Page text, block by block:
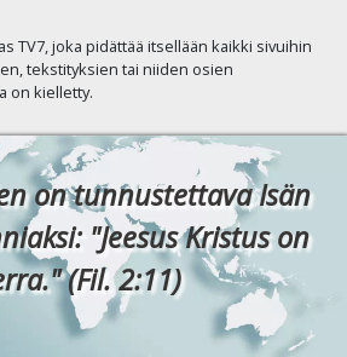
TV7, joka pidättää itsellään kaikki sivuihin
tekstityksien tai niiden osien
on kielletty.
on tunnustettava Isän
"Jeesus Kristus on
(Fil. 2:11)